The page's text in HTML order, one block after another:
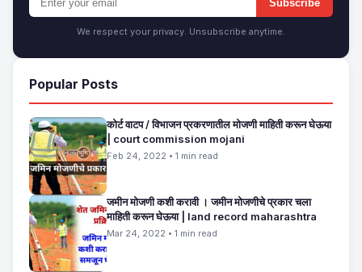
Subscribe
We respect your privacy. Unsubscribe anytime.
Popular Posts
कोर्ट वाटप / विभाजन प्रकरणातील मोजणी माहिती करून घेऊया
| court commission mojani
Feb 24, 2022 • 1 min read
जमीन मोजणी कशी करावी । जमीन मोजणीचे प्रकार चला
माहिती करून घेऊया | land record maharashtra
Mar 24, 2022 • 1 min read